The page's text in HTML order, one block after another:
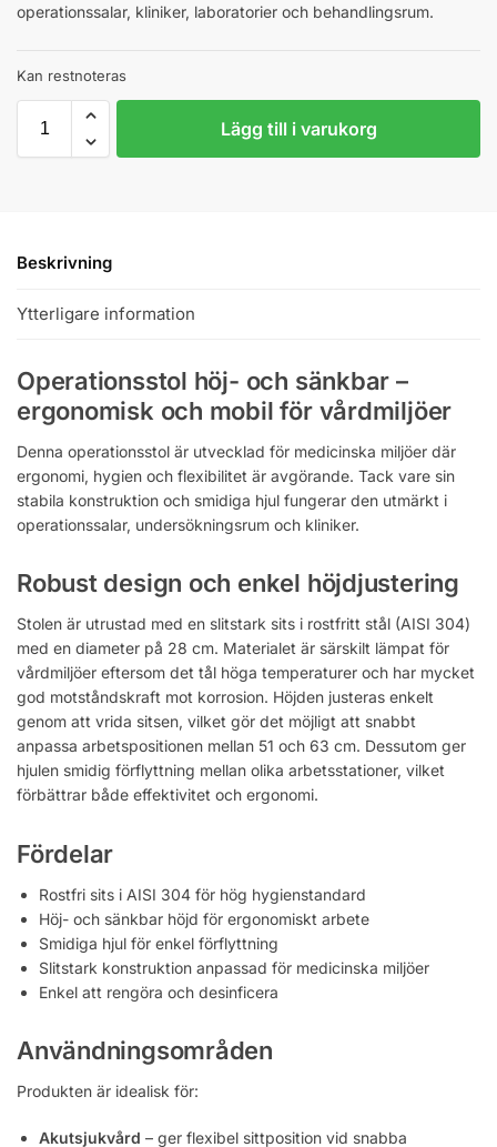
operationssalar, kliniker, laboratorier och behandlingsrum.
Kan restnoteras
Lägg till i varukorg
Beskrivning
Ytterligare information
Operationsstol höj- och sänkbar –
ergonomisk och mobil för vårdmiljöer
Denna operationsstol är utvecklad för medicinska miljöer där
ergonomi, hygien och flexibilitet är avgörande. Tack vare sin
stabila konstruktion och smidiga hjul fungerar den utmärkt i
operationssalar, undersökningsrum och kliniker.
Robust design och enkel höjdjustering
Stolen är utrustad med en slitstark sits i rostfritt stål (AISI 304)
med en diameter på 28 cm. Materialet är särskilt lämpat för
vårdmiljöer eftersom det tål höga temperaturer och har mycket
god motståndskraft mot korrosion. Höjden justeras enkelt
genom att vrida sitsen, vilket gör det möjligt att snabbt
anpassa arbetspositionen mellan 51 och 63 cm. Dessutom ger
hjulen smidig förflyttning mellan olika arbetsstationer, vilket
förbättrar både effektivitet och ergonomi.
Fördelar
Rostfri sits i AISI 304 för hög hygienstandard
Höj- och sänkbar höjd för ergonomiskt arbete
Smidiga hjul för enkel förflyttning
Slitstark konstruktion anpassad för medicinska miljöer
Enkel att rengöra och desinficera
Användningsområden
Produkten är idealisk för:
Akutsjukvård – ger flexibel sittposition vid snabba